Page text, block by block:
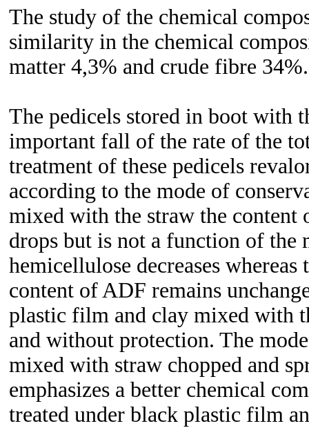
The study of the chemical
similarity in the chemical
matter 4,3% and crude fibre 34%.
The pedicels stored in boot with
important fall of the rate of the
treatment of these pedicels
according to the mode of
mixed with the straw the content
drops but is not a function of the
hemicellulose decreases
content of ADF remains
plastic film and clay mixed with
and without protection. The
mixed with straw chopped and
emphasizes a better chemical
treated under black plastic film